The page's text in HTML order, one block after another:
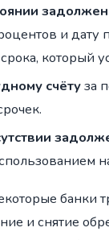
и дату
который
счётуза
банки
и снятие